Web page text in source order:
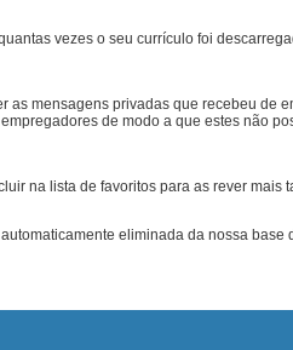
vezes o seu currículo foi
as mensagens privadas que recebeu de
de modo a que estes não
na lista de favoritos para as rever mais
eliminada da nossa base